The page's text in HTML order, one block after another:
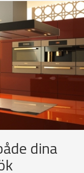
dina